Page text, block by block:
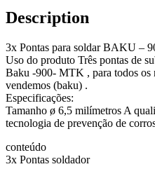
Description
3x Pontas para soldar BAKU –
Uso do produto Três pontas de
Baku -900- MTK , para todos os
vendemos (baku) .
Especificações:
Tamanho ø 6,5 milímetros A
tecnologia de prevenção de
conteúdo
3x Pontas soldador